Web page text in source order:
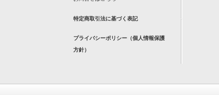
特定商取引法に基づく表記
プライバシーポリシー（個人情報保護
方針）